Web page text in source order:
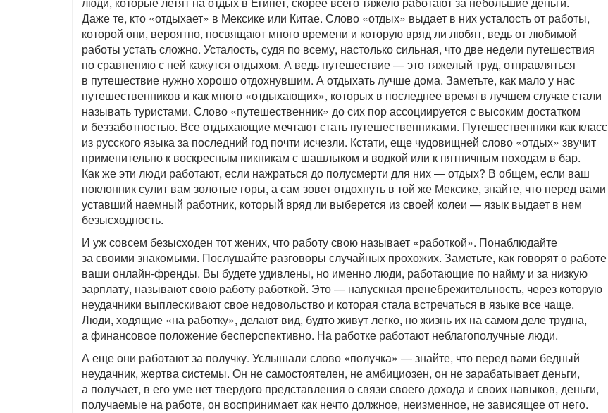
Даже те, кто «отдыхает» в Мексике или Китае. Слово «отдых» выдает в них усталость от работы,
которой они, вероятно, посвящают много времени и которую вряд ли любят, ведь от любимой
работы устать сложно. Усталость, судя по всему, настолько сильная, что две недели путешествия
по сравнению с ней кажутся отдыхом. А ведь путешествие — это тяжелый труд, отправляться
в путешествие нужно хорошо отдохнувшим. А отдыхать лучше дома. Заметьте, как мало у нас
путешественников и как много «отдыхающих», которых в последнее время в лучшем случае стали
называть туристами. Слово «путешественник» до сих пор ассоциируется с высоким достатком
и беззаботностью. Все отдыхающие мечтают стать путешественниками. Путешественники как класс
из русского языка за последний год почти исчезли. Кстати, еще чудовищней слово «отдых» звучит
применительно к воскресным пикникам с шашлыком и водкой или к пятничным походам в бар.
Как же эти люди работают, если нажраться до полусмерти для них — отдых? В общем, если ваш
поклонник сулит вам золотые горы, а сам зовет отдохнуть в той же Мексике, знайте, что перед вами
уставший наемный работник, который вряд ли выберется из своей колеи — язык выдает в нем
безысходность.
И уж совсем безысходен тот жених, что работу свою называет «работкой». Понаблюдайте
за своими знакомыми. Послушайте разговоры случайных прохожих. Заметьте, как говорят о работе
ваши онлайн-френды. Вы будете удивлены, но именно люди, работающие по найму и за низкую
зарплату, называют свою работу работкой. Это — напускная пренебрежительность, через которую
неудачники выплескивают свое недовольство и которая стала встречаться в языке все чаще.
Люди, ходящие «на работку», делают вид, будто живут легко, но жизнь их на самом деле трудна,
а финансовое положение бесперспективно. На работке работают неблагополучные люди.
А еще они работают за получку. Услышали слово «получка» — знайте, что перед вами бедный
неудачник, жертва системы. Он не самостоятелен, не амбициозен, он не зарабатывает деньги,
а получает, в его уме нет твердого представления о связи своего дохода и своих навыков, деньги,
получаемые на работе, он воспринимает как нечто должное, неизменное, не зависящее от него.